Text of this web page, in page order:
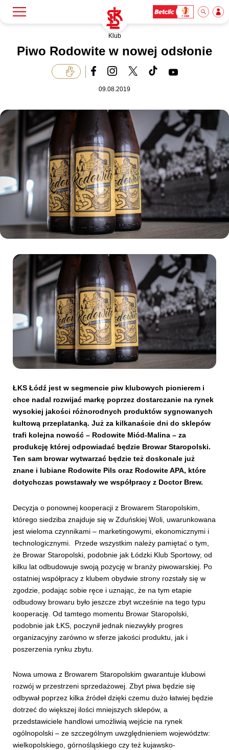
Klub
Bilety
Akademia
Biznes
Dla mediów
Kibice
Klub
Piwo Rodowite w nowej odsłonie
09.08.2019
ŁKS Łódź jest w segmencie piw klubowych pionierem i
chce nadal rozwijać markę poprzez dostarczanie na rynek
wysokiej jakości różnorodnych produktów sygnowanych
kultową przeplatanką. Już za kilkanaście dni do sklepów
trafi kolejna nowość – Rodowite Miód-Malina – za
produkcję której odpowiadać będzie Browar Staropolski.
Ten sam browar wytwarzać będzie też doskonale już
znane i lubiane Rodowite Pils oraz Rodowite APA, które
dotychczas powstawały we współpracy z Doctor Brew.
Decyzja o ponownej kooperacji z Browarem Staropolskim,
którego siedziba znajduje się w Zduńskiej Woli, uwarunkowana
jest wieloma czynnikami – marketingowymi, ekonomicznymi i
technologicznymi. Przede wszystkim należy pamiętać o tym,
że Browar Staropolski, podobnie jak Łódzki Klub Sportowy, od
kilku lat odbudowuje swoją pozycję w branży piwowarskiej. Po
ostatniej współpracy z klubem obydwie strony rozstały się w
zgodzie, podając sobie ręce i uznając, że na tym etapie
odbudowy browaru było jeszcze zbyt wcześnie na tego typu
kooperację. Od tamtego momentu Browar Staropolski,
podobnie jak ŁKS, poczynił jednak niezwykły progres
organizacyjny zarówno w sferze jakości produktu, jak i
poszerzenia rynku zbytu.
Nowa umowa z Browarem Staropolskim gwarantuje klubowi
rozwój w przestrzeni sprzedażowej. Zbyt piwa będzie się
odbywał poprzez kilka źródeł dzięki czemu dużo łatwiej będzie
dotrzeć do większej ilości mniejszych sklepów, a
przedstawiciele handlowi umożliwią wejście na rynek
ogólnopolski – ze szczególnym uwzględnieniem województw:
wielkopolskiego, górnośląskiego czy też kujawsko-